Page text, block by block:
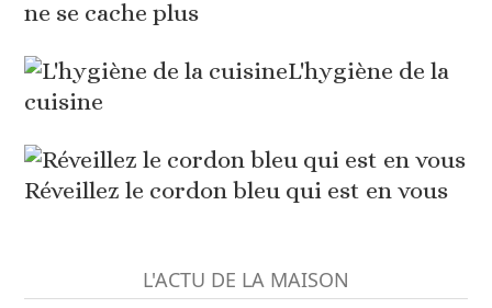
ne se cache plus
L'hygiène de la
cuisine
Réveillez le cordon bleu qui est en vous
L'ACTU DE LA MAISON